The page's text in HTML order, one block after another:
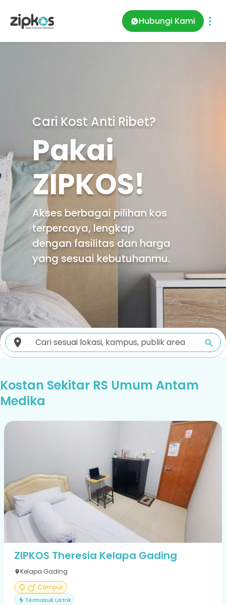
Hubungi Kami
Cari Kost Anti Ribet?
Pakai
ZIPKOS!
Akses berbagai pilihan kos
terpercaya, lengkap
dengan fasilitas dan harga
yang sesuai kebutuhanmu.
Kostan Sekitar RS Umum Antam
Medika
ZIPKOS Theresia Kelapa Gading
Kelapa Gading
Campur
Termasuk Listrik